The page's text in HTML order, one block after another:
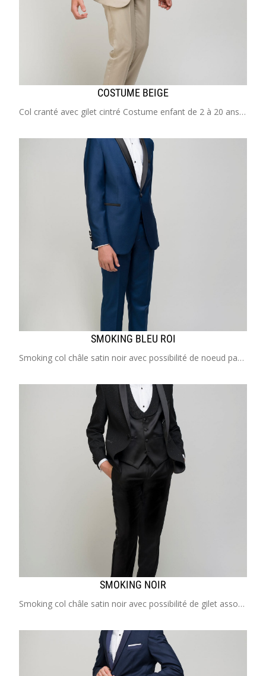
COSTUME BEIGE
Col cranté avec gilet cintré Costume enfant de 2 à 20 ans ​​​​​​​Idéal pour mariage, cérémonie, cortège, garçon d'honneur
SMOKING BLEU ROI
Smoking col châle satin noir avec possibilité de noeud papillon assorti Costume enfant de 2 à 20 ans Idéal pour mariage, cérémonie, cortège, communion, garçon d'honneur
SMOKING NOIR
Smoking col châle satin noir avec possibilité de gilet assorti Costume enfant de 2 à 20 ans Idéal pour mariage, cérémonie, cortège, communion, garçon d'honneur